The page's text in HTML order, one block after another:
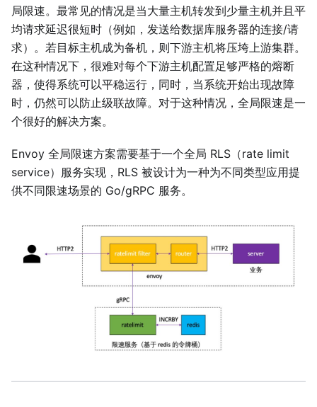
局限速。最常见的情况是当大量主机转发到少量主机并且平
均请求延迟很短时（例如，发送给数据库服务器的连接/请
求）。若目标主机成为备机，则下游主机将压垮上游集群。
在这种情况下，很难对每个下游主机配置足够严格的熔断
器，使得系统可以平稳运行，同时，当系统开始出现故障
时，仍然可以防止级联故障。对于这种情况，全局限速是一
个很好的解决方案。
Envoy 全局限速方案需要基于一个全局 RLS（rate limit
service）服务实现，RLS 被设计为一种为不同类型应用提
供不同限速场景的 Go/gRPC 服务。